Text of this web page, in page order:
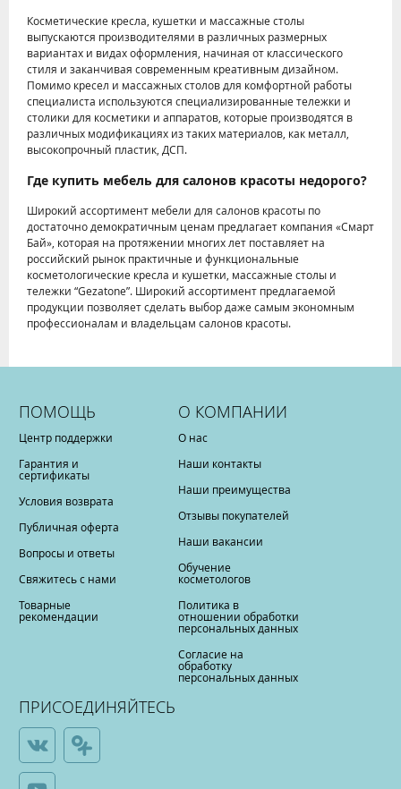
Косметические кресла, кушетки и массажные столы
выпускаются производителями в различных размерных
вариантах и видах оформления, начиная от классического
стиля и заканчивая современным креативным дизайном.
Помимо кресел и массажных столов для комфортной работы
специалиста используются специализированные тележки и
столики для косметики и аппаратов, которые производятся в
различных модификациях из таких материалов, как металл,
высокопрочный пластик, ДСП.
Где купить мебель для салонов красоты недорого?
Широкий ассортимент мебели для салонов красоты по
достаточно демократичным ценам предлагает компания «Смарт
Бай», которая на протяжении многих лет поставляет на
российский рынок практичные и функциональные
косметологические кресла и кушетки, массажные столы и
тележки “Gezatone”. Широкий ассортимент предлагаемой
продукции позволяет сделать выбор даже самым экономным
профессионалам и владельцам салонов красоты.
ПОМОЩЬ
Центр поддержки
Гарантия и
сертификаты
Условия возврата
Публичная оферта
Вопросы и ответы
Свяжитесь с нами
Товарные
рекомендации
О КОМПАНИИ
О нас
Наши контакты
Наши преимущества
Отзывы покупателей
Наши вакансии
Обучение
косметологов
Политика в
отношении обработки
персональных данных
Согласие на
обработку
персональных данных
ПРИСОЕДИНЯЙТЕСЬ